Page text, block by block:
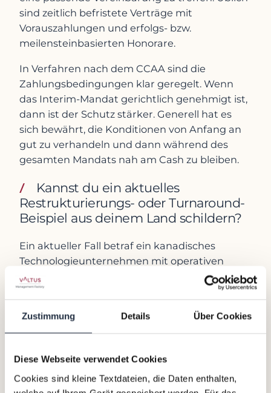
Zustimmung Details Über Cookies
Diese Webseite verwendet Cookies
Cookies sind kleine Textdateien, die Daten enthalten,
sind zeitlich befristete Verträge mit
Vorauszahlungen und erfolgs- bzw.
meilensteinbasierten Honorare.
In Verfahren nach dem CCAA sind die
Zahlungsbedingungen klar geregelt. Wenn
das Interim-Mandat gerichtlich genehmigt ist,
dann ist der Schutz stärker. Generell hat es
sich bewährt, die Konditionen von Anfang an
gut zu verhandeln und dann während des
gesamten Mandats nah am Cash zu bleiben.
Kannst du ein aktuelles
Restrukturierungs- oder Turnaround-
Beispiel aus deinem Land schildern?
Ein aktueller Fall betraf ein kanadisches
Technologieunternehmen mit operativen
Ineffizienzen und wachsendem finanziellem
Druck. Wir setzten eine:n Interim Executive ein
Ergebnis war folgendes: Die
Unternehmensprozesse und die kommerzielle
abgestimmt – vor allem, wie Verträge kalkuliert
und wie sie tatsächlich erfüllt wurden.